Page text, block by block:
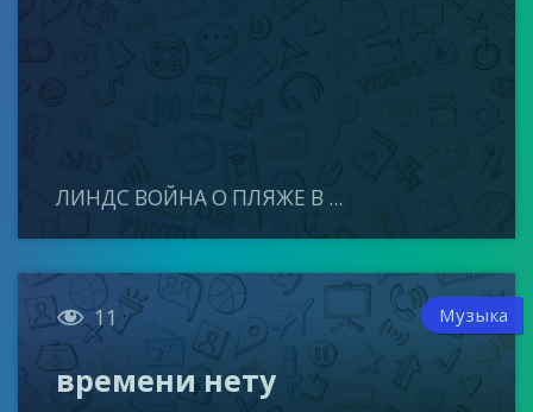
ЛИНДС ВОЙНА О ПЛЯЖЕ В ...
 11 Музыка
времени нету